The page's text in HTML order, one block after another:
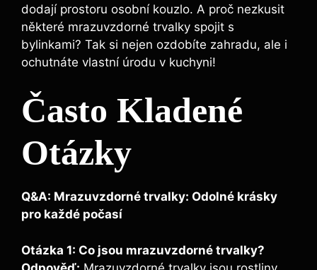
dodají prostoru osobní kouzlo. A proč nezkusit
některé mrazuvzdorné trvalky spojit s
bylinkami? Tak si nejen ozdobíte zahradu, ale i
ochutnáte vlastní úrodu v kuchyni!
Často Kladené
Otázky
Q&A: Mrazuvzdorné trvalky: Odolné krásky
pro každé počasí
Otázka 1: Co jsou mrazuvzdorné trvalky?